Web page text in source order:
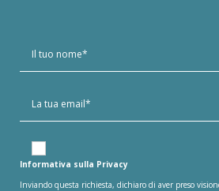
Informativa sulla Privacy
Inviando questa richiesta, dichiaro di aver preso